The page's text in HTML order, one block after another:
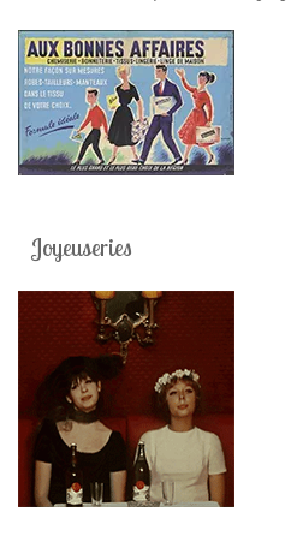
Joyeuseries